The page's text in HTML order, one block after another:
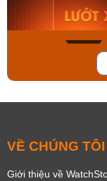
Mua ngay
VỀ CHÚNG TÔI
Giới thiệu về